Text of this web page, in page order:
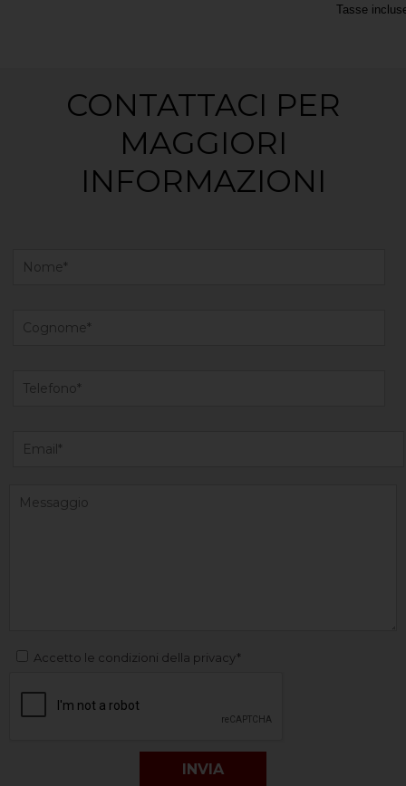
Tasse
CONTATTACI PER
MAGGIORI
INFORMAZIONI
Accetto le condizioni della privacy*